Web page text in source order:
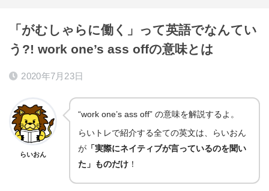
「がむしゃらに働く」って英語でなんてい
う?! work one’s ass offの意味とは
2020年7月23日
らいおん
“work one’s ass off” の意味を解説するよ。
らいトレで紹介する全ての英文は、らいおん
が 「実際にネイティブが言っているのを聞い
た」ものだけ ！